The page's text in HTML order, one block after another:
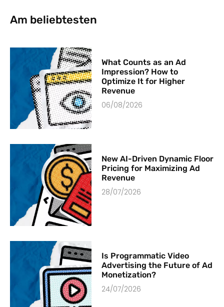
Am beliebtesten
What Counts as an Ad
Impression? How to
Optimize It for Higher
Revenue
06/08/2026
New AI-Driven Dynamic Floor
Pricing for Maximizing Ad
Revenue
28/07/2026
Is Programmatic Video
Advertising the Future of Ad
Monetization?
24/07/2026